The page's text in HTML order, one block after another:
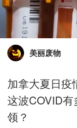
美丽废物
加拿大夏日疫
这波COVID
领？